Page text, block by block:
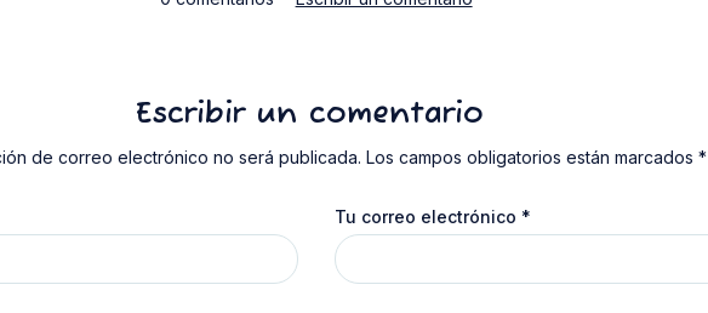
Escribir un comentario
de correo electrónico no será publicada. Los campos obligatorios están marcados *
Tu correo electrónico *